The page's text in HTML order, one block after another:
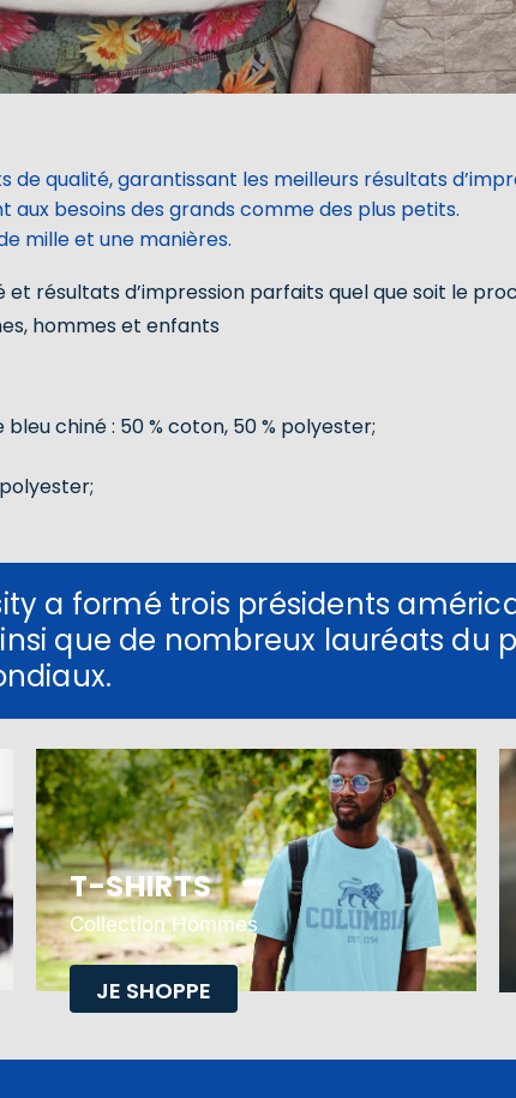
qualité, garantissant les meilleurs résultats
besoins des grands comme des plus petits.
mille et une manières.
résultats d’impression parfaits quel que soit le
hommes et enfants
chiné : 50 % coton, 50 % polyester;
a formé trois présidents
que de nombreux lauréats du
T-SHIRTS
Collection Hommes
JE SHOPPE